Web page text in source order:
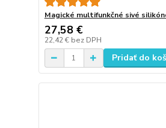
Magické multifunkčné sivé
27,58 €
22,42 € bez DPH
Pridať do